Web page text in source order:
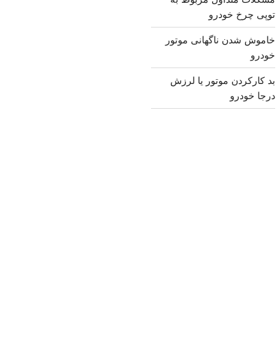
توپی چرخ خودرو
خاموش شدن ناگهانی موتور
خودرو
بد کارکردن موتور یا لرزش
درجا خودرو